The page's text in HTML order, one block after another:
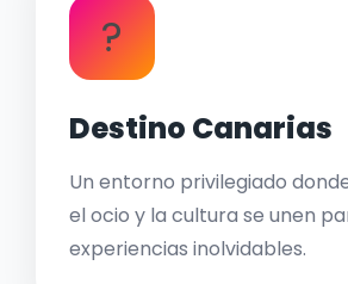
?
Destino Canarias
Un entorno privilegiado
el ocio y la cultura se unen
experiencias inolvidables.